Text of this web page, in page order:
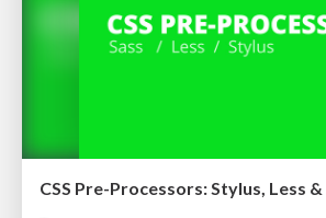
CSS Pre-Processors: Stylus, Less &